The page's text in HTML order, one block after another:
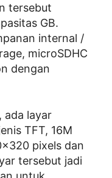
tersebut
GB.
internal /
microSDHC
dengan
ada layar
TFT, 16M
pixels dan
tersebut jadi